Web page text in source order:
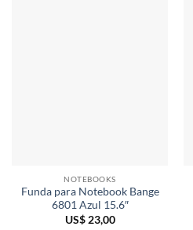
NOTEBOOKS
Funda para Notebook Bange
6801 Azul 15.6″
US$23,00